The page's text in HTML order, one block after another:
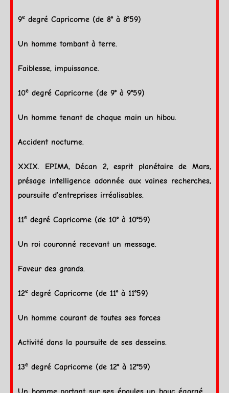
9e degré Capricorne (de 8° à 8°59)
Un homme tombant àterre.
Faiblesse, impuissance.
10e degré Capricorne (de 9° à 9°59)
Un homme tenant de chaque main un hibou.
Accident nocturne.
XXIX. EPIMA, Décan 2, esprit planétaire deMars,
présage intelligence adonnée aux vaines recherches,
poursuite d’entreprises irréalisables.
11e degré Capricorne (de 10° à 10°59)
Un roi couronné recevant un message.
Faveur des grands.
12e degré Capricorne (de 11° à 11°59)
Un homme courant de toutes ses forces
Activité dans la poursuite de ses desseins.
13e degré Capricorne (de 12° à 12°59)